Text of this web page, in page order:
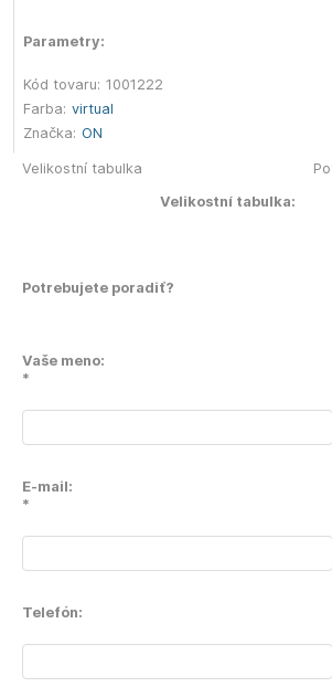
Parametry:
Kód tovaru: 1001222
Farba: virtual
Značka: ON
Velikostní tabulka
Velikostní tabulka:
Potrebujete poradiť?
Vaše meno:
*
E-mail:
*
Telefón: